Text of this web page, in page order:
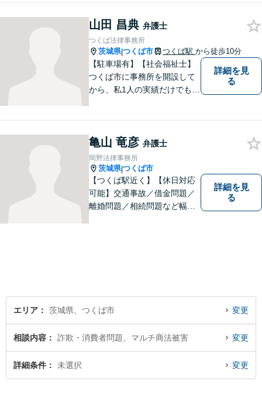
実・迅速・丁寧な事件処理を
心掛けています。
山田 昌典 弁護士
つくば法律事務所
茨城県|つくば市 つくば駅 から徒歩10分
【駐車場有】【社会福祉士】
つくば市に事務所を開設して
から、私1人の実績だけでも、
もっと身近に、相談をもっと
気軽に」を心がけております
ので、お気軽にご相談くださ
い。
詳細を見
る
亀山 竜彦 弁護士
岡野法律事務所
茨城県|つくば市
【つくば駅近く】【休日対応
可能】交通事故／借金問題／
離婚問題／相続問題など幅広
詳細を見
る
エリア 茨城県、つくば市 変更
相談内容 詐欺・消費者問題、マルチ商法被害 変更
詳細条件 未選択 変更